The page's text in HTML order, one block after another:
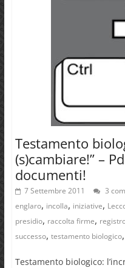
Testamento
(s)cambiare!” –
documenti!
7 Settembre 2011 3
englaro, incolla, iniziative,
presidio, raccolta firme,
successo, testamento biologico,
Testamento biologico: